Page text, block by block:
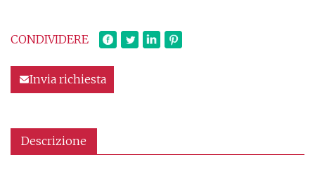
CONDIVIDERE
Invia richiesta
Descrizione